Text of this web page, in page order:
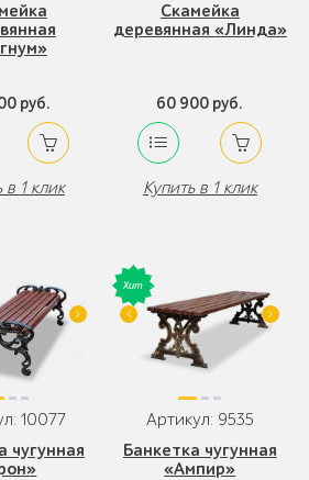
руб.
в 1 клик
Скамейка
деревянная «Линда»
60 900 руб.
Купить в 1 клик
10077
чугунная
Артикул: 9535
Банкетка чугунная
«Ампир»